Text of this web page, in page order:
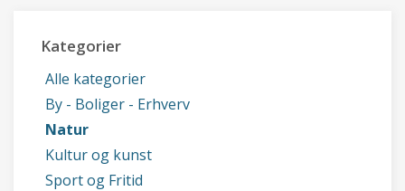
Kategorier
Alle kategorier
By - Boliger - Erhverv
Natur
Kultur og kunst
Sport og Fritid